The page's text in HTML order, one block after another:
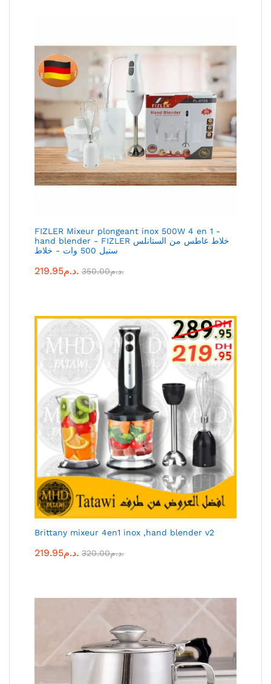
FIZLER Mixeur plongeant inox 500W 4 en 1 -
hand blender - FIZLER خلاط غاطس من الستانلس
ستيل 500 وات - خلاط
219.95 د.م. 350.00 د.م.
Brittany mixeur 4en1 inox ,hand blender v2
219.95 د.م. 320.00 د.م.